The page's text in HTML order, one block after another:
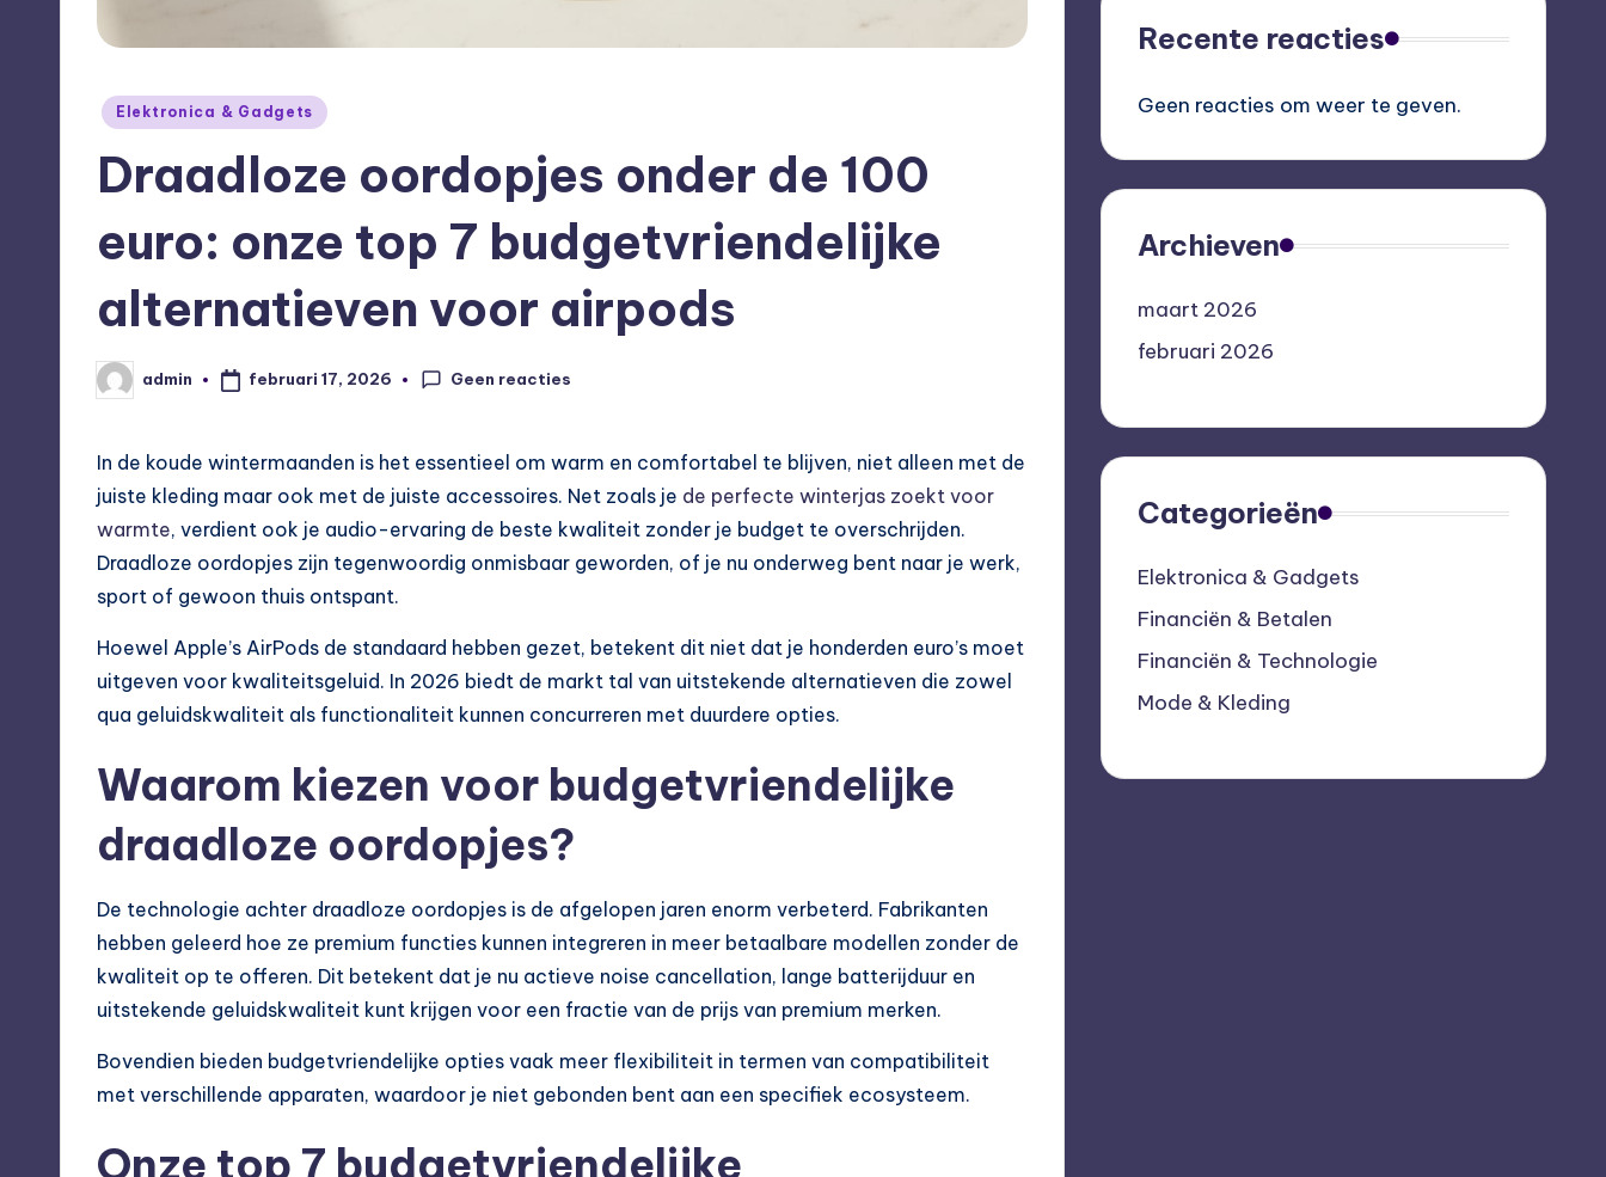
Geplaatst
Elektronica & Gadgets
Draadloze oordopjes onder de 100
euro: onze top 7 budgetvriendelijke
alternatieven voor airpods
Geplaatst
door
admin februari 17, 2026 Geen reacties
In de koude wintermaanden is het essentieel om warm en comfortabel te blijven, niet alleen met de
juiste kleding maar ook met de juiste accessoires. Net zoals je de perfecte winterjas zoekt voor
warmte, verdient ook je audio-ervaring de beste kwaliteit zonder je budget te overschrijden.
Draadloze oordopjes zijn tegenwoordig onmisbaar geworden, of je nu onderweg bent naar je werk,
sport of gewoon thuis ontspant.
Hoewel Apple’s AirPods de standaard hebben gezet, betekent dit niet dat je honderden euro’s moet
uitgeven voor kwaliteitsgeluid. In 2026 biedt de markt tal van uitstekende alternatieven die zowel
qua geluidskwaliteit als functionaliteit kunnen concurreren met duurdere opties.
Waarom kiezen voor budgetvriendelijke
draadloze oordopjes?
De technologie achter draadloze oordopjes is de afgelopen jaren enorm verbeterd. Fabrikanten
hebben geleerd hoe ze premium functies kunnen integreren in meer betaalbare modellen zonder de
kwaliteit op te offeren. Dit betekent dat je nu actieve noise cancellation, lange batterijduur en
uitstekende geluidskwaliteit kunt krijgen voor een fractie van de prijs van premium merken.
Bovendien bieden budgetvriendelijke opties vaak meer flexibiliteit in termen van compatibiliteit
met verschillende apparaten, waardoor je niet gebonden bent aan een specifiek ecosysteem.
Onze top 7 budgetvriendelijke
Recente reacties
Geen reacties om weer te geven.
Archieven
maart 2026
februari 2026
Categorieën
Elektronica & Gadgets
Financiën & Betalen
Financiën & Technologie
Mode & Kleding